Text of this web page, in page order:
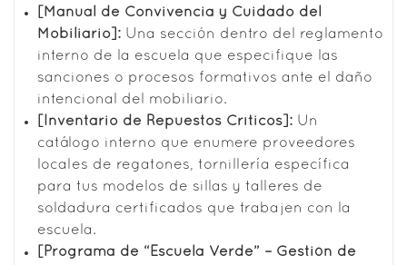
[Manual de Convivencia y Cuidado del
Mobiliario]: Una sección dentro del reglamento
interno de la escuela que especifique las
sanciones o procesos formativos ante el daño
intencional del mobiliario.
[Inventario de Repuestos Críticos]: Un
catálogo interno que enumere proveedores
locales de regatones, tornillería específica
para tus modelos de sillas y talleres de
soldadura certificados que trabajen con la
escuela.
[Programa de “Escuela Verde” – Gestión de